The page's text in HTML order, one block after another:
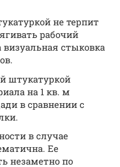
не терпит
рабочий
стыковка
штукатуркой
на 1 кв. м
в сравнении с
в случае
Ее
незаметно по